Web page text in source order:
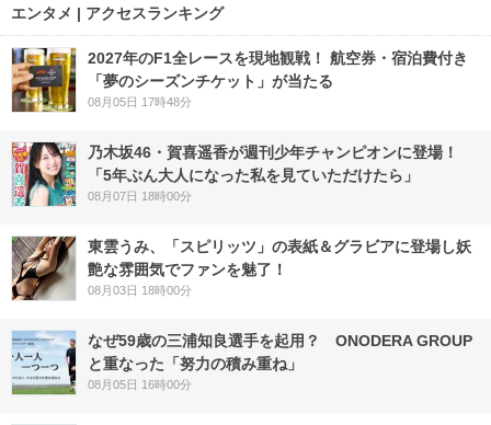
エンタメ | アクセスランキング
2027年のF1全レースを現地観戦！ 航空券・宿泊費付き
「夢のシーズンチケット」が当たる
08月05日 17時48分
乃木坂46・賀喜遥香が週刊少年チャンピオンに登場！
「5年ぶん大人になった私を見ていただけたら」
08月07日 18時00分
東雲うみ、「スピリッツ」の表紙＆グラビアに登場し妖
艶な雰囲気でファンを魅了！
08月03日 18時00分
なぜ59歳の三浦知良選手を起用？ ONODERA GROUP
と重なった「努力の積み重ね」
08月05日 16時00分